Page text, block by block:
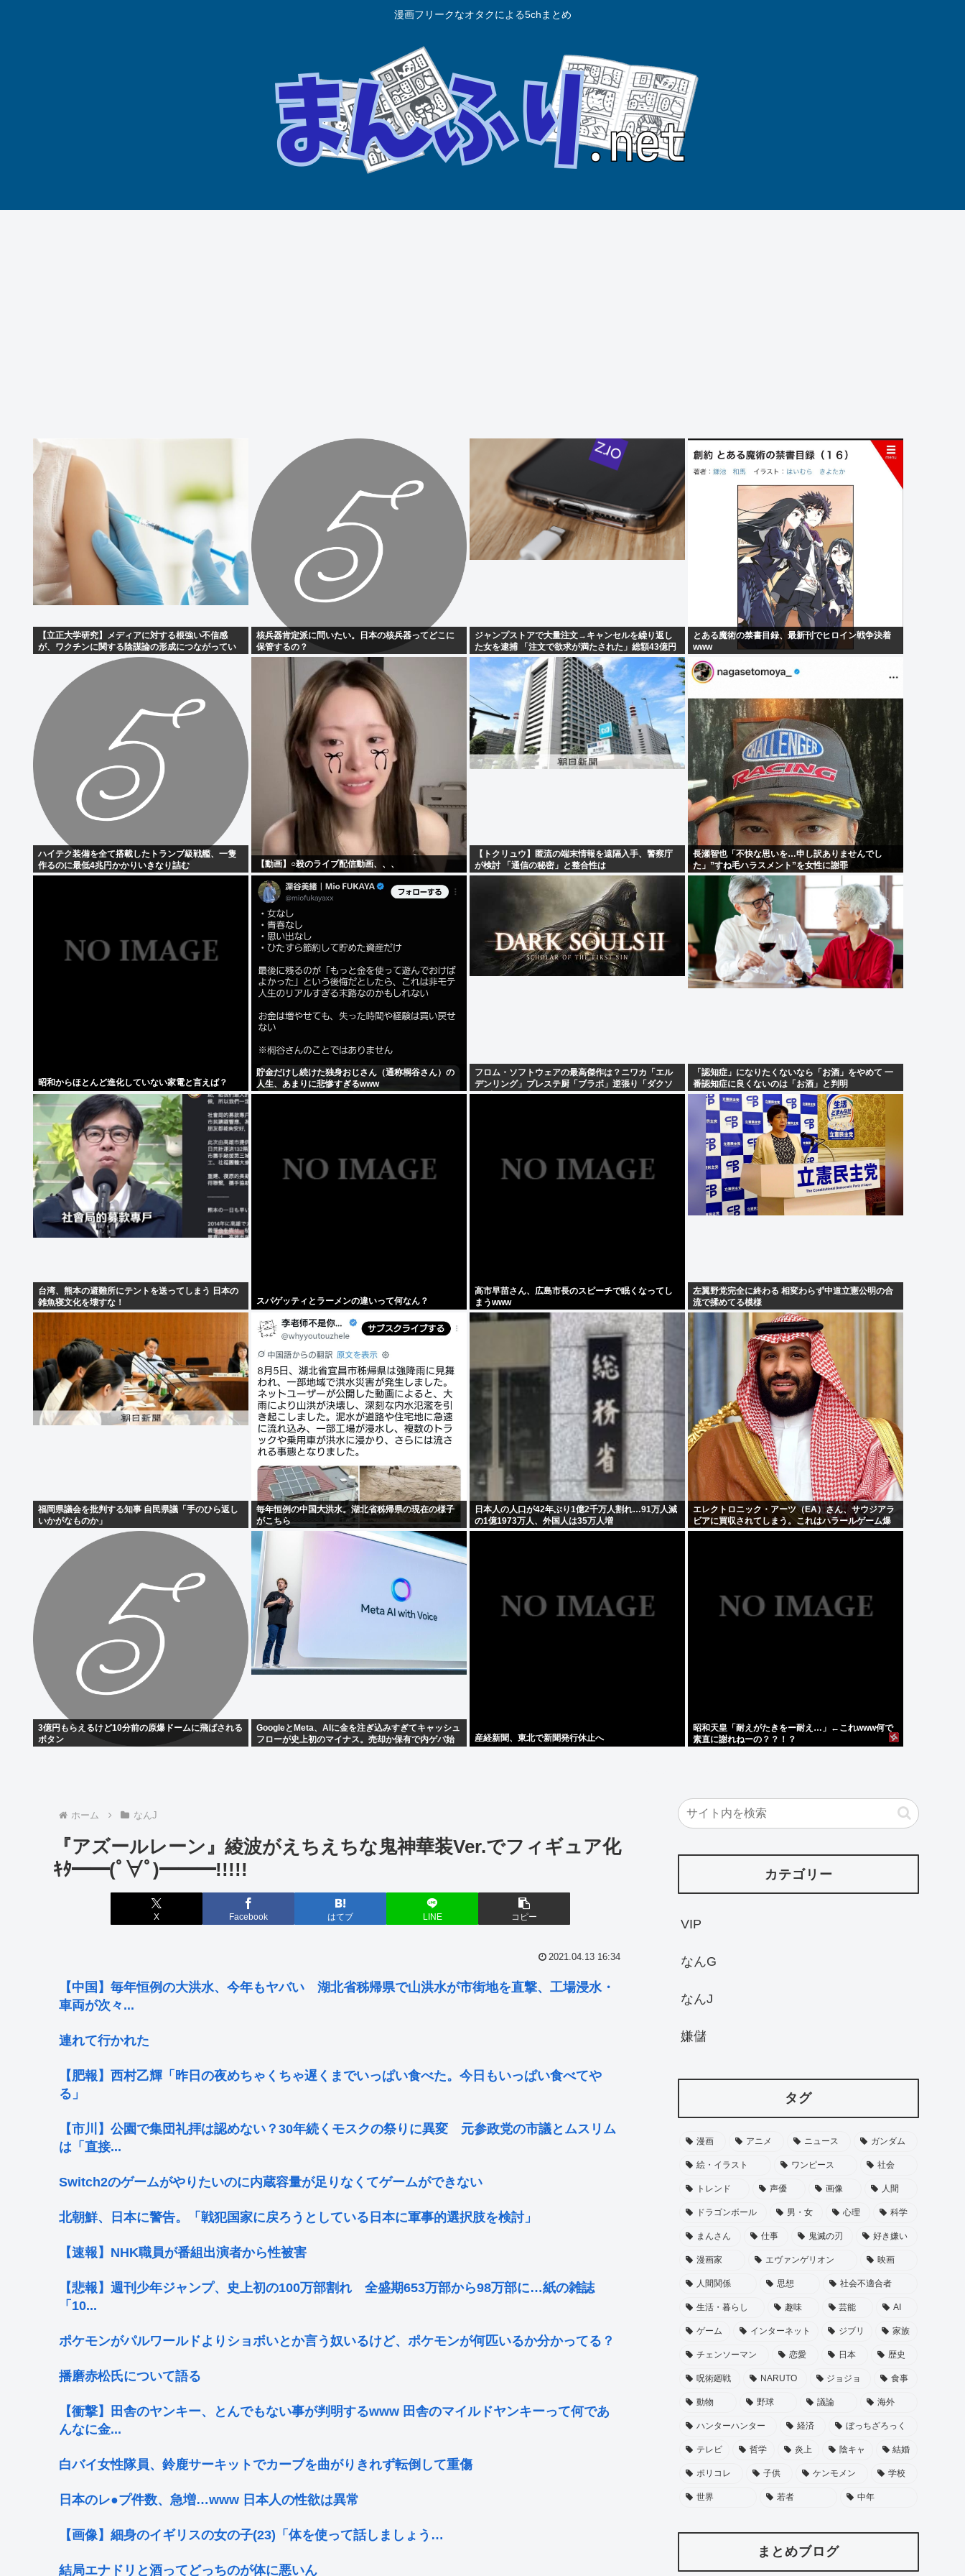
漫画フリークなオタクによる5chまとめ
【立正大学研究】メディアに対する根強い不信感
が、ワクチンに関する陰謀論の形成につながってい
核兵器肯定派に問いたい。日本の核兵器ってどこに
保管するの？
ジャンプストアで大量注文→キャンセルを繰り返し
た女を逮捕 「注文で欲求が満たされた」総額43億円
とある魔術の禁書目録、最新刊でヒロイン戦争決着
www
ハイテク装備を全て搭載したトランプ級戦艦、一隻
作るのに最低4兆円かかりいきなり詰む
【動画】○殺のライブ配信動画、、、
【トクリュウ】匿流の端末情報を遠隔入手、警察庁
が検討 「通信の秘密」と整合性は
長瀬智也「不快な思いを…申し訳ありませんでし
た」”すね毛ハラスメント”を女性に謝罪
昭和からほとんど進化していない家電と言えば？
貯金だけし続けた独身おじさん（通称桐谷さん）の
人生、あまりに悲惨すぎるwww
フロム・ソフトウェアの最高傑作は？ニワカ「エル
デンリング」プレステ厨「ブラボ」逆張り「ダクソ
2」玄人ワイ「…」
「認知症」になりたくないなら「お酒」をやめて 一
番認知症に良くないのは「お酒」と判明
台湾、熊本の避難所にテントを送ってしまう 日本の
雑魚寝文化を壊すな！
スパゲッティとラーメンの違いって何なん？
高市早苗さん、広島市長のスピーチで眠くなってし
まうwww
左翼野党完全に終わる 相変わらず中道立憲公明の合
流で揉めてる模様
福岡県議会を批判する知事 自民県議「手のひら返し
いかがなものか」
毎年恒例の中国大洪水。湖北省秭帰県の現在の様子
がこちら
日本人の人口が42年ぶり1億2千万人割れ…91万人減
の1億1973万人、外国人は35万人増
エレクトロニック・アーツ（EA）さん、サウジアラ
ビアに買収されてしまう。これはハラールゲーム爆
誕か
3億円もらえるけど10分前の原爆ドームに飛ばされる
ボタン
GoogleとMeta、AIに金を注ぎ込みすぎてキャッシュ
フローが史上初のマイナス。売却か保有で内ゲバ始
産経新聞、東北で新聞発行休止へ
昭和天皇「耐えがたきをー耐え…」←これwww何で
素直に謝れねーの？？！？
ホーム なんJ
『アズールレーン』綾波がえちえちな鬼神華装Ver.でフィギュア化
ｷﾀ━━(ﾟ∀ﾟ)━━━!!!!!
X Facebook はてブ LINE コピー
2021.04.13 16:34
【中国】毎年恒例の大洪水、今年もヤバい 湖北省秭帰県で山洪水が市街地を直撃、工場浸水・
車両が次々...
連れて行かれた
【肥報】西村乙輝「昨日の夜めちゃくちゃ遅くまでいっぱい食べた。今日もいっぱい食べてや
る」
【市川】公園で集団礼拝は認めない？30年続くモスクの祭りに異変 元参政党の市議とムスリム
は「直接...
Switch2のゲームがやりたいのに内蔵容量が足りなくてゲームができない
北朝鮮、日本に警告。「戦犯国家に戻ろうとしている日本に軍事的選択肢を検討」
【速報】NHK職員が番組出演者から性被害
【悲報】週刊少年ジャンプ、史上初の100万部割れ 全盛期653万部から98万部に…紙の雑誌
「10...
ポケモンがパルワールドよりショボいとか言う奴いるけど、ポケモンが何匹いるか分かってる？
播磨赤松氏について語る
【衝撃】田舎のヤンキー、とんでもない事が判明するwww 田舎のマイルドヤンキーって何であ
んなに金...
白バイ女性隊員、鈴鹿サーキットでカーブを曲がりきれず転倒して重傷
日本のレ●プ件数、急増…www 日本人の性欲は異常
【画像】細身のイギリスの女の子(23)「体を使って話しましょう…
結局エナドリと酒ってどっちのが体に悪いん
カテゴリー
VIP
なんG
なんJ
嫌儲
タグ
漫画 アニメ ニュース ガンダム
絵・イラスト ワンピース 社会
トレンド 声優 画像 人間
ドラゴンボール 男・女 心理 科学
まんさん 仕事 鬼滅の刃 好き嫌い
漫画家 エヴァンゲリオン 映画
人間関係 思想 社会不適合者
生活・暮らし 趣味 芸能 AI
ゲーム インターネット ジブリ 家族
チェンソーマン 恋愛 日本 歴史
呪術廻戦 NARUTO ジョジョ 食事
動物 野球 議論 海外
ハンターハンター 経済 ぼっちざろっく
テレビ 哲学 炎上 陰キャ 結婚
ポリコレ 子供 ケンモメン 学校
世界 若者 中年
まとめブログ